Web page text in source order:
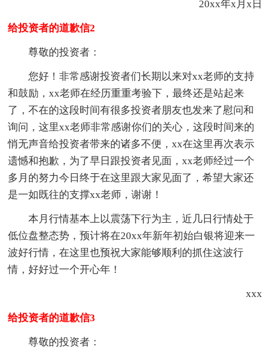
20xx年x月x日
给投资者的道歉信2
尊敬的投资者：
您好！非常感谢投资者们长期以来对xx老师的支持
和鼓励，xx老师在经历重重考验下，最终还是站起来
了，不在的这段时间有很多投资者朋友也发来了慰问和
询问，这里xx老师非常感谢你们的关心，这段时间来的
悄无声音给投资者带来的诸多不便，xx在这里再次表示
遗憾和抱歉，为了早日跟投资者见面，xx老师经过一个
多月的努力今日终于在这里跟大家见面了，希望大家还
是一如既往的支撑xx老师，谢谢！
本月行情基本上以震荡下行为主，近几日行情处于
低位盘整态势，预计将在20xx年新年初始白银将迎来一
波好行情，在这里也预祝大家能够顺利的抓住这波行
情，好好过一个开心年！
xxx
给投资者的道歉信3
尊敬的投资者：